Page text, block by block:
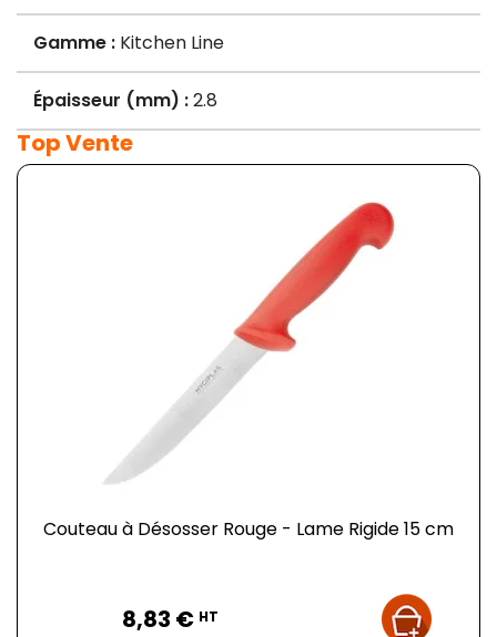
Gamme : Kitchen Line
Épaisseur (mm) :2.8
Top Vente
Couteau à Désosser Rouge - Lame Rigide 15 cm
8,83 € HT